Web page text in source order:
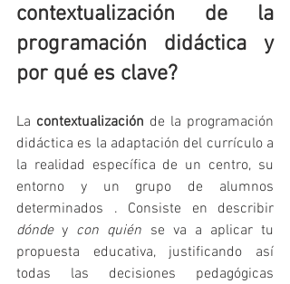
contextualización de la
programación didáctica y
por qué es clave?
La contextualización de la programación
didáctica es la adaptación del currículo a
la realidad específica de un centro, su
entorno y un grupo de alumnos
dónde y con quién se va a aplicar tu
propuesta educativa, justificando así
todas las decisiones pedagógicas